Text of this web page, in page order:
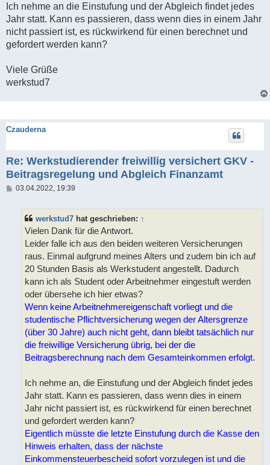
Ich nehme an die Einstufung und der Abgleich findet jedes
Jahr statt. Kann es passieren, dass wenn dies in einem Jahr
nicht passiert ist, es rückwirkend für einen berechnet und
gefordert werden kann?
Viele Grüße
werkstud7
Czauderna
Re: Werkstudierender freiwillig versichert GKV -
Beitragsregelung und Abgleich Finanzamt
B03.04.2022, 19:39
werkstud7 hat geschrieben: ↑
Vielen Dank für die Antwort.
Leider falle ich aus den beiden weiteren Versicherungen
raus. Einmal aufgrund meines Alters und zudem bin ich auf
20 Stunden Basis als Werkstudent angestellt. Dadurch
kann ich als Student oder Arbeitnehmer eingestuft werden
oder übersehe ich hier etwas?
Wenn keine Arbeitnehmereigenschaft vorliegt und die
studentische Pflichtversicherung wegen der Altersgrenze
(über 30 Jahre) auch nicht geht, dann bleibt tatsächlich nur
die freiwillige Versicherung übrig, bei der die
Beitragsberechnung nach dem Gesamteinkommen erfolgt.
Ich nehme an, die Einstufung und der Abgleich findet jedes
Jahr statt. Kann es passieren, dass wenn dies in einem
Jahr nicht passiert ist, es rückwirkend für einen berechnet
und gefordert werden kann?
Eigentlich müsste die letzte Einstufung durch die Kasse den
Hinweis erhalten, dass der nächste
Einkommensteuerbescheid sofort vorzulegen ist und die